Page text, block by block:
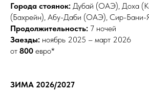
Города стоянок: Дубай (ОАЭ), Доха
(Бахрейн), Абу-Даби (ОАЭ), Сир-
Продолжительность: 7 ночей
Заезды: ноябрь 2025 – март 2026
от 800 евро*
ЗИМА 2026/2027